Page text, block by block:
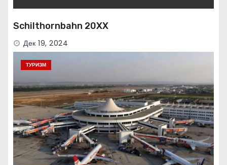
Schilthornbahn 20XX
Дек 19, 2024
ТУРИЗМ